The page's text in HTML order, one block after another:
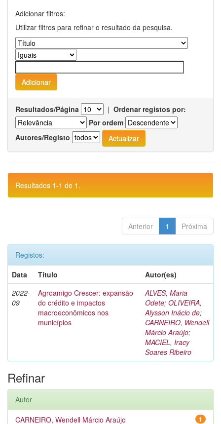
Adicionar filtros:
Utilizar filtros para refinar o resultado da pesquisa.
Resultados/Página | Ordenar registos por:
Por ordem
Autores/Registo
Resultados 1-1 de 1.
Anterior 1 Próxima
Registos:
Data
Título
Autor(es)
2022-
09
Agroamigo Crescer: expansão
do crédito e impactos
macroeconômicos nos
municípios
ALVES, Maria
Odete; OLIVEIRA,
Alysson Inácio de;
CARNEIRO, Wendell
Márcio Araújo;
MACIEL, Iracy
Soares Ribeiro
Refinar
Autor
1
CARNEIRO, Wendell Márcio Araújo